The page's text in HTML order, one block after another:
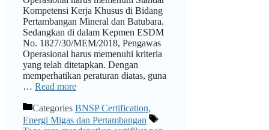
Kompetensi Kerja Khusus di Bidang
Pertambangan Mineral dan Batubara.
Sedangkan di dalam Kepmen ESDM
No. 1827/30/MEM/2018, Pengawas
Operasional harus memenuhi kriteria
yang telah ditetapkan. Dengan
memperhatikan peraturan diatas, guna
… Read more
Categories BNSP Certification,
Energi Migas dan Pertambangan